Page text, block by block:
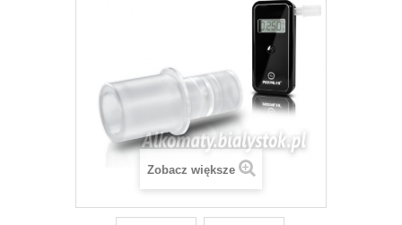
Zobacz większe